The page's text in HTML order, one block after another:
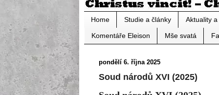
Home Studie a články Aktuality
Komentáře Eleison Mše svatá
pondělí 6. října 2025
Soud národů XVI (2025)